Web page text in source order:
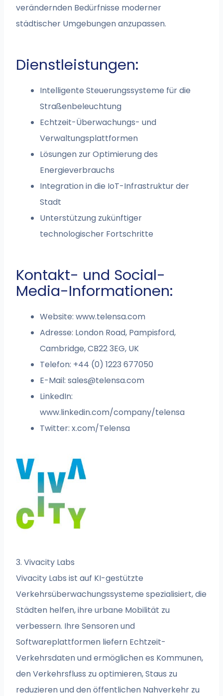
verändernden Bedürfnisse moderner
städtischer Umgebungen anzupassen.
Dienstleistungen:
Intelligente Steuerungssysteme für die
Straßenbeleuchtung
Echtzeit-Überwachungs- und
Verwaltungsplattformen
Lösungen zur Optimierung des
Energieverbrauchs
Integration in die IoT-Infrastruktur der
Stadt
Unterstützung zukünftiger
technologischer Fortschritte
Kontakt- und Social-
Media-Informationen:
Website: www.telensa.com
Adresse: London Road, Pampisford,
Cambridge, CB22 3EG, UK
Telefon: +44 (0) 1223 677050
E-Mail:sales@telensa.com
LinkedIn:
www.linkedin.com/company/telensa
Twitter: x.com/Telensa
3. Vivacity Labs
Vivacity Labs ist auf KI-gestützte
Verkehrsüberwachungssysteme spezialisiert, die
Städten helfen, ihre urbane Mobilität zu
verbessern. Ihre Sensoren und
Softwareplattformen liefern Echtzeit-
Verkehrsdaten und ermöglichen es Kommunen,
den Verkehrsfluss zu optimieren, Staus zu
reduzieren und den öffentlichen Nahverkehr zu